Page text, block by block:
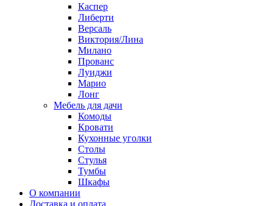
Каспер
Либерти
Версаль
Виктория/Лина
Милано
Прованс
Луиджи
Марио
Лонг
Мебель для дачи
Комоды
Кровати
Кухонные уголки
Столы
Стулья
Тумбы
Шкафы
О компании
Доставка и оплата